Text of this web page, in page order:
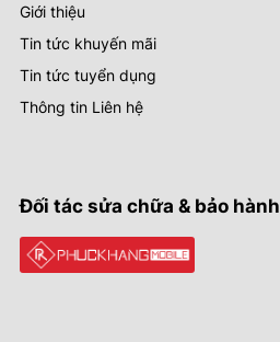
Giới thiệu
Tin tức khuyến mãi
Tin tức tuyển dụng
Thông tin Liên hệ
Đối tác sửa chữa & bảo hành